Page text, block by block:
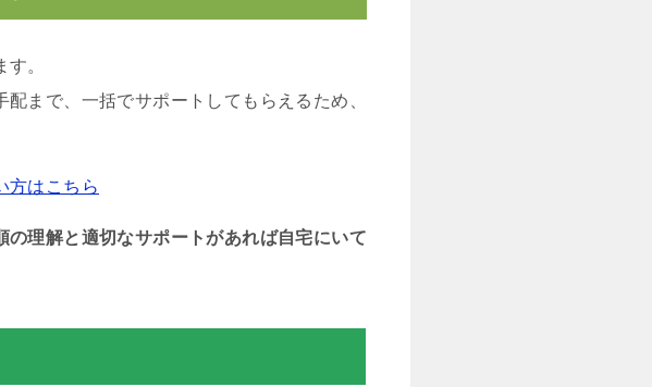
。
まで、一括でサポートしてもらえるため、
方はこちら
理解と適切なサポートがあれば自宅にいて